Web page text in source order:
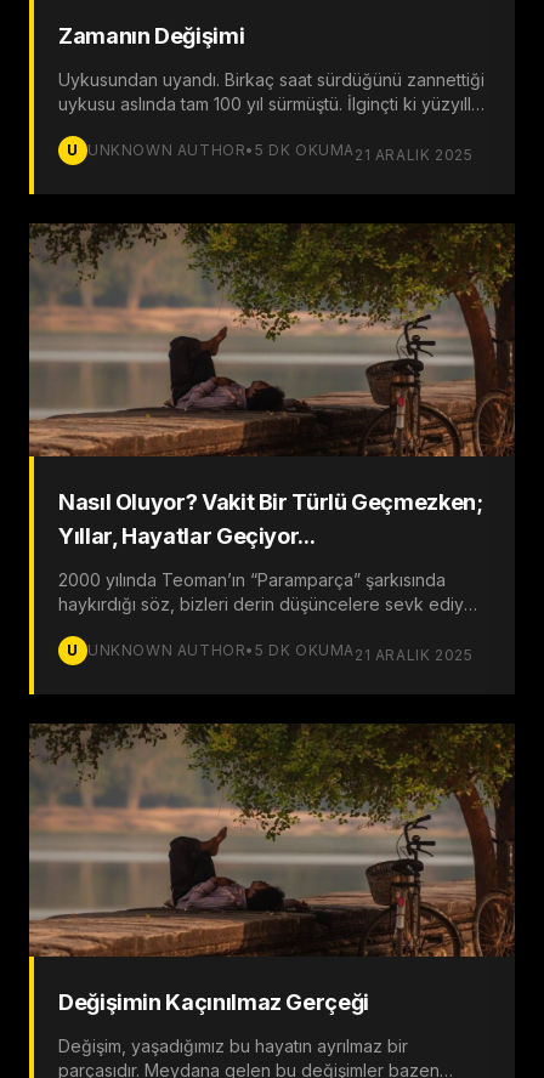
Zamanın Değişimi
Uykusundan uyandı. Birkaç saat sürdüğünü zannettiği
uykusu aslında tam 100 yıl sürmüştü. İlginçti ki yüzyıllık
hissediyordu.
U UNKNOWN AUTHOR•5 DK OKUMA21 ARALIK 2025
Nasıl Oluyor? Vakit Bir Türlü Geçmezken;
Yıllar, Hayatlar Geçiyor...
2000 yılında Teoman’ın “Paramparça” şarkısında
haykırdığı söz, bizleri derin düşüncelere sevk ediyor.
hayatlar bu kadar hızlı geçiyor?
U UNKNOWN AUTHOR•5 DK OKUMA21 ARALIK 2025
Değişimin Kaçınılmaz Gerçeği
Değişim, yaşadığımız bu hayatın ayrılmaz bir
parçasıdır. Meydana gelen bu değişimler bazen